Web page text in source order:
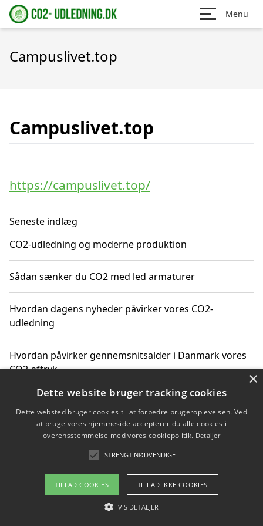
Menu
Campuslivet.top
Campuslivet.top
https://campuslivet.top/
Seneste indlæg
CO2-udledning og moderne produktion
Sådan sænker du CO2 med led armaturer
Hvordan dagens nyheder påvirker vores CO2-
udledning
Hvordan påvirker gennemsnitsalder i Danmark vores
CO2-aftryk
Hvordan nyheder om CO2-udledning påvirker vores
hverdag
Om / kontakt
Blog Betingelser
×
Dette website bruger tracking cookies
Dette websted bruger cookies til at forbedre brugeroplevelsen. Ved
at bruge vores hjemmeside accepterer du alle cookies i
overensstemmelse med vores cookiepolitik. Detaljer
STRENGT NØDVENDIGE
TILLAD COOKIES TILLAD IKKE COOKIES
VIS DETALJER